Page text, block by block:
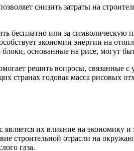
снизить затраты на
бесплатно или за символическую
экономии энергии на
основанные на рисе, могут
решить вопросы, связанные
годовая масса рисовых
их влияние на экономику
строительной отрасли на
газа.